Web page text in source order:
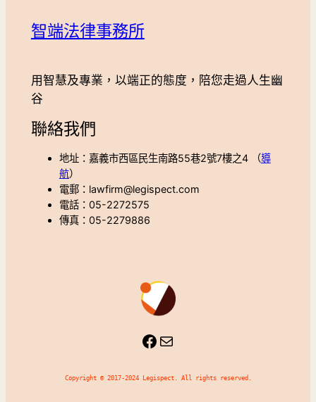
智端法律事務所
用智慧及專業，以端正的態度，陪您走過人生幽
谷
聯絡我們
地址：嘉義市西區民生南路55巷2號7樓之4 （導
航）
電郵：lawfirm@legispect.com
電話：05-2272575
傳真：05-2279886
Facebook
Mail
Copyright © 2017-2024 Legispect. All rights reserved.